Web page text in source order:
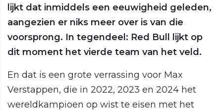
lijkt dat inmiddels een eeuwigheid geleden,
aangezien er niks meer over is van die
voorsprong. In tegendeel: Red Bull lijkt op
dit moment het vierde team van het veld.
En dat is een grote verrassing voor Max
Verstappen, die in 2022, 2023 en 2024 het
wereldkampioen op wist te eisen met het